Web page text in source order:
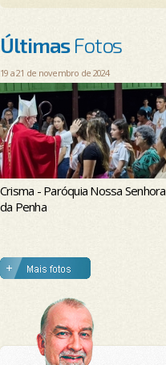
ÚltimasFotos
19 a 21 de novembro de 2024
Crisma - Paróquia Nossa Senhora
da Penha